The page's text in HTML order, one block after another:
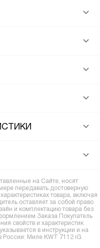
на Сайте, носят
передавать достоверную
товара, включая
оставляет за собой право
и комплектацию товара без
Заказа Покупатель
свойств и характеристик
в инструкции и на
России: Миле KWT 7112 iG